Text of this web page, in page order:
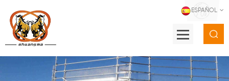
ESPAÑOL